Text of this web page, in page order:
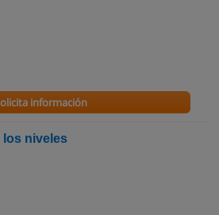
información
los niveles